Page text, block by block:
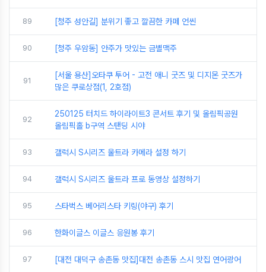
89 [청주 성안길] 분위기 좋고 깔끔한 카페 언씬
90 [청주 우암동] 안주가 맛있는 금별맥주
91
[서울 용산]오타쿠 투어 - 고전 애니 굿즈 및 디지몬 굿즈가
많은 쿠로상점(1, 2호점)
92
250125 터치드 하이라이트3 콘서트 후기 및 올림픽공원
올림픽홀 b구역 스탠딩 시야
93 갤럭시 S시리즈 울트라 카메라 설정 하기
94 갤럭시 S시리즈 울트라 프로 동영상 설정하기
95 스타벅스 베어리스타 키링(야구) 후기
96 한화이글스 이글스 응원봉 후기
97 [대전 대덕구 송촌동 맛집]대전 송촌동 스시 맛집 연어광어